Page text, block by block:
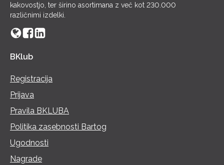
kakovostjo, ter širino asortimana z več kot 230.000
različnimi izdelki.
BKlub
Registracija
Prijava
Pravila BKLUBA
Politika zasebnosti Bartog
Ugodnosti
Nagrade